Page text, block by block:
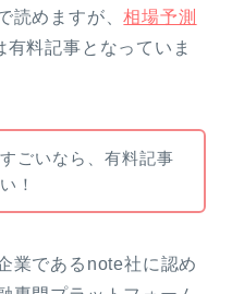
読めますが、相場予測
有料記事となっていま
ごいなら、有料記事
！
業であるnote社に認め